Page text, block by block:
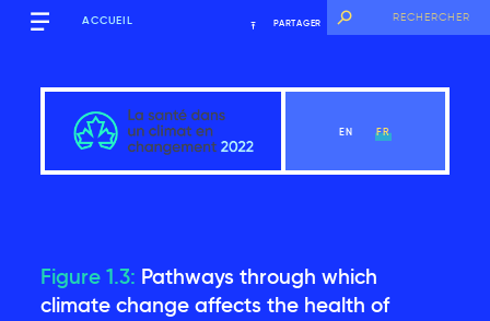
ACCUEIL PARTAGER
EN FR
Figure 1.3: Pathways through which
climate change affects the health of
Mise en contexte